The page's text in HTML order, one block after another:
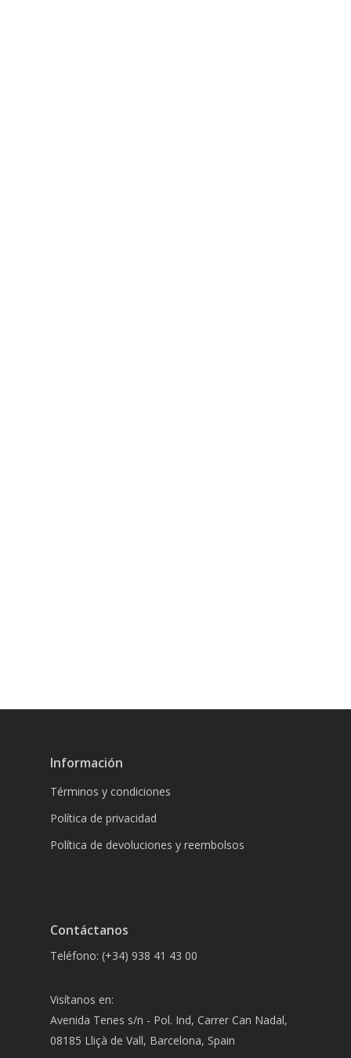
Información
Términos y condiciones
Política de privacidad
Política de devoluciones y reembolsos
Contáctanos
Teléfono: (+34) 938 41 43 00
Visítanos en:
Avenida Tenes s/n - Pol. Ind, Carrer Can Nadal,
08185 Lliçà de Vall, Barcelona, Spain